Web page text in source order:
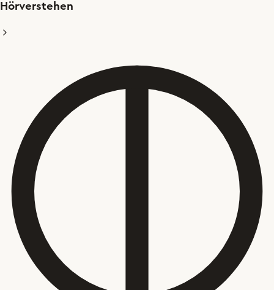
Hörverstehen